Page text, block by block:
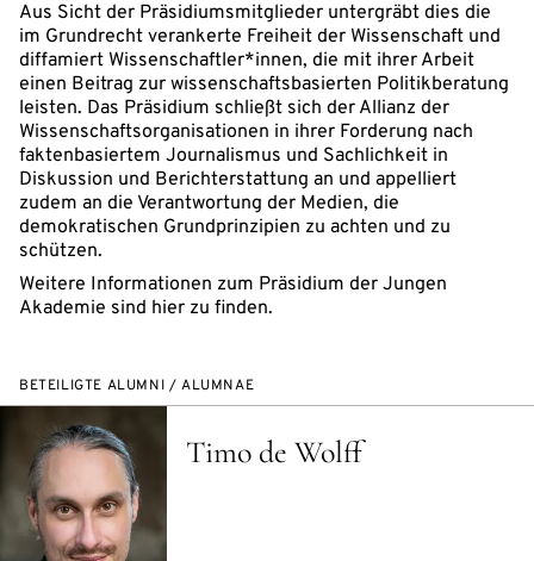
Aus Sicht der Präsidiumsmitglieder untergräbt dies die
im Grundrecht verankerte Freiheit der Wissenschaft und
diffamiert Wissenschaftler*innen, die mit ihrer Arbeit
einen Beitrag zur wissenschaftsbasierten Politikberatung
leisten. Das Präsidium schließt sich der Allianz der
Wissenschaftsorganisationen in ihrer Forderung nach
faktenbasiertem Journalismus und Sachlichkeit in
Diskussion und Berichterstattung an und appelliert
zudem an die Verantwortung der Medien, die
demokratischen Grundprinzipien zu achten und zu
schützen.
Weitere Informationen zum Präsidium der Jungen
Akademie sind hier zu finden.
BETEILIGTE ALUMNI / ALUMNAE
Timo de Wolff